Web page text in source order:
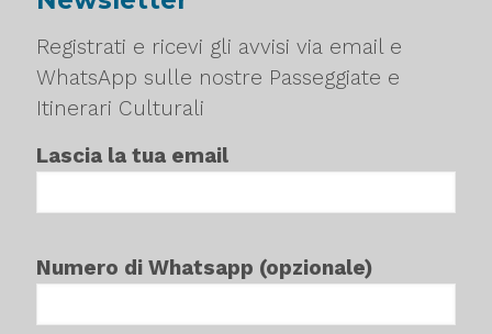
Registrati e ricevi gli avvisi via email e
WhatsApp sulle nostre Passeggiate e
Itinerari Culturali
Lascia la tua email
Numero di Whatsapp (opzionale)